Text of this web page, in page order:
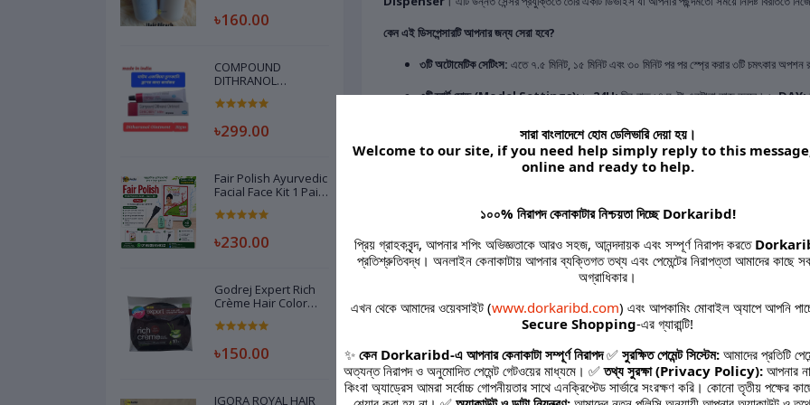
৳160.00
COMPOUND
DITHRANOL
(DEROBIN) INDIAN -
৳299.00
Fair Polish Ayurvedic
Facial Face Kit 1 Pair
৳230.00
Godrej Expert Rich
Crème Hair Color
৳150.00
IGORA ROYAL HAIR
কেন এই ডিসপেন্সারটি আপনার জন্য সেরা হবে?
৩টি অটোমেটিক সেটিংস: এতে ৭.৫ মিনিট, ১৫ মিনিট এবং ৩০ মিনিট পর পর স্প্রে করার ৩টি চমৎকার অপশন
৩টি স্মার্ট মোড (Model Settings):১.24H:দিন-রাত ২৪ ঘণ্টা একটানা কাজ করবে। ২.DAY:
ম্যানুয়াল টেস্ট বাটন:
আপনি চাইলে যেকোনো সময় মাঝখানের ব্লু বাটনটি প্রেস করে ম্যানুয়ালি স্প্রে করতে
সব রিফিলের সাথে মানানসই:এটি বাজারে পাওয়া যাওয়া প্রায় সব ধরণের ৩০০ মিলি (300ml) রিফিল
মাত্র ২টি AA ব্যাটারিতে এটি চলে এবং দেওয়ালে মাউন্ট করা বা টেবিলের ওপর রাখা যায়।
Silent Operation:এটি অত্যন্ত নিঃশব্দে কাজ করে, তাই ঘুমের কোনো ব্যাঘাত ঘটবে না।
পণ্য ডিটেইলস:
সাইজ:৮.৬৬ ইঞ্চি (উচ্চতা) x ৩.৫৪ ইঞ্চি (প্রস্থ)।
১ পিস অটোমেটিক ডিসপেন্সার মেশিন।
বিশেষ দ্রষ্টব্য: এই প্যাকেজে ব্যাটারি এবং রিফিল ক্যান অন্তর্ভুক্ত নেই।
সারা বাংলাদেশে হোম ডেলিভারি দেয়া হয়।
Welcome to our site, if you need help simply reply to this
online and ready to help.
১০০% নিরাপদ কেনাকাটার নিশ্চয়তা দিচ্ছে Dorkaribd!
প্রিয় গ্রাহকবৃন্দ, আপনার শপিং অভিজ্ঞতাকে আরও সহজ, আনন্দদায়ক এবং সম্পূর্ণ নিরাপদ করতে
প্রতিশ্রুতিবদ্ধ। অনলাইন কেনাকাটায় আপনার ব্যক্তিগত তথ্য এবং পেমেন্টের নিরাপত্তা আমাদের কাছে
অগ্রাধিকার।
এখন থেকে আমাদের ওয়েবসাইট (www.dorkaribd.com) এবং আপকামিং মোবাইল অ্যাপে আপনি
Secure Shopping-এর গ্যারান্টি!
✨ কেন Dorkaribd-এ আপনার কেনাকাটা সম্পূর্ণ নিরাপদ✅ সুরক্ষিত পেমেন্ট সিস্টেম:আমাদের প্রতিটি
অত্যন্ত নিরাপদ ও অনুমোদিত পেমেন্ট গেটওয়ের মাধ্যমে। ✅তথ্য সুরক্ষা (Privacy Policy):আপনার
কিংবা অ্যাড্রেস আমরা সর্বোচ্চ গোপনীয়তার সাথে এনক্রিপ্টেড সার্ভারে সংরক্ষণ করি। কোনো তৃতীয় পক্ষের